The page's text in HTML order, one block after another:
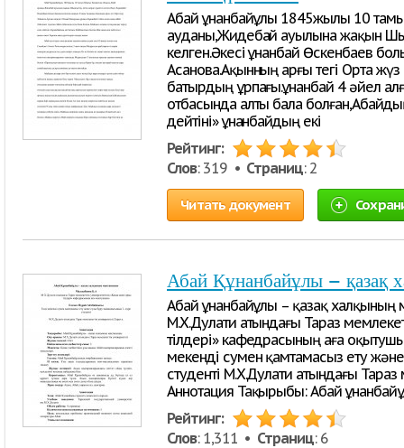
Абай Құнанбайұлы 1845жылы 10
ауданы,Жидебай ауылына жақын
келген.Әкесі Құнанбай Өскенбаев
Асанова.Ақынның арғы тегі Орта
батырдың ұрпағы.Құнанбай 4 әйел
отбасында алты бала
дейтіні» Құнанбайдың екі
Рейтинг:
Слов: 319 • Страниц: 2
Читать документ
Абай Құнанбайұлы – қазақ
Абай Құнанбайұлы – қазақ
М.Х.Дулати атындағы Тараз
тілдері» кафедрасының аға
мекенді сумен қамтамасыз ету
студенті М.Х.Дулати атындағы Тараз
Аннотация Тақырыбы: Абай
Рейтинг:
Слов: 1,311 • Страниц: 6